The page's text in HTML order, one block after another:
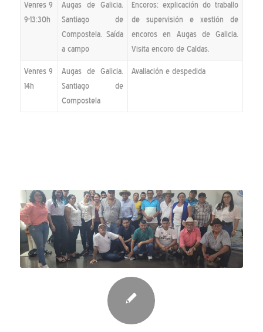
Venres 9
9-13:30h
Augas de Galicia.
Santiago de
Compostela. Saída
a campo
Encoros: explicación do traballo
de supervisión e xestión de
encoros en Augas de Galicia.
Visita encoro de Caldas.
Venres 9
14h
Augas de Galicia.
Santiago de
Compostela
Avaliación e despedida